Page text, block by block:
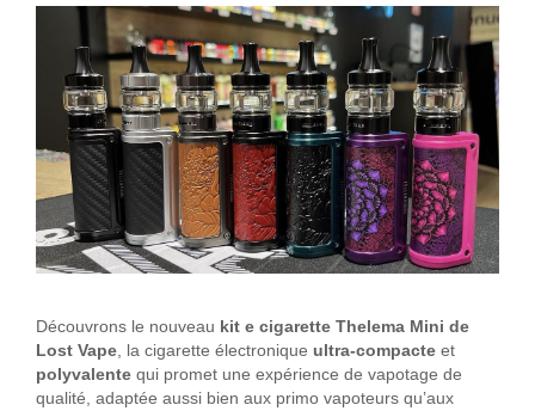
Découvrons le nouveau kit e cigarette Thelema Mini de
Lost Vape , la cigarette électronique ultra-compacte et
polyvalente qui promet une expérience de vapotage de
qualité, adaptée aussi bien aux primo vapoteurs qu’aux